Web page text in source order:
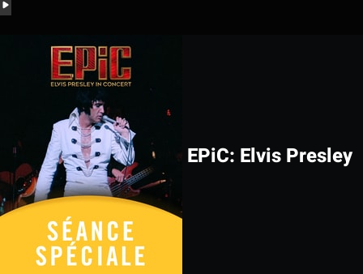
EPiC: Elvis Presley